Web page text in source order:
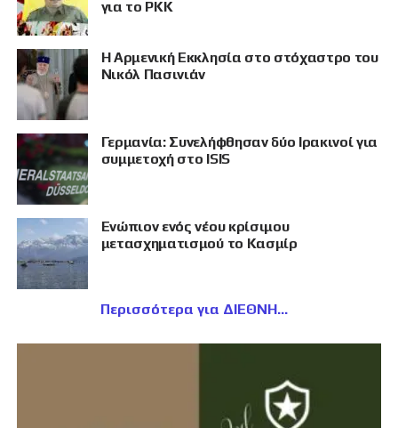
για το PKK
Η Αρμενική Εκκλησία στο στόχαστρο του
Νικόλ Πασινιάν
Γερμανία: Συνελήφθησαν δύο Ιρακινοί για
συμμετοχή στο ISIS
Eνώπιον ενός νέου κρίσιμου
μετασχηματισμού το Κασμίρ
Περισσότερα για ΔΙΕΘΝΗ